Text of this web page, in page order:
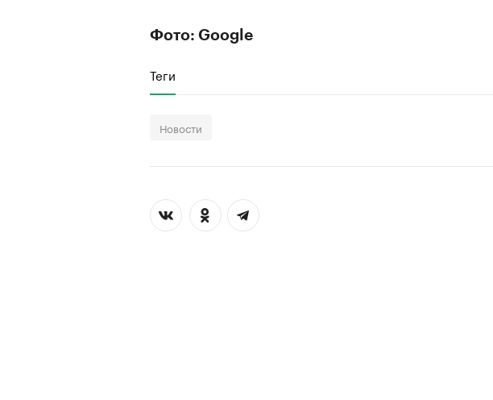
Фото: Google
Теги
Новости